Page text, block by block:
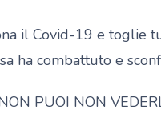
il Covid-19 e
ha combattuto e
PUOI NON